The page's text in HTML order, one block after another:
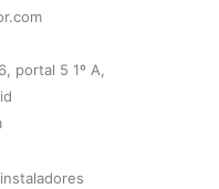
portal 5 1º A,